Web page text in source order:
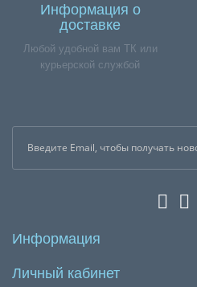
Информация о
доставке
Любой удобной вам ТК или
курьерской службой
Информация
Личный кабинет